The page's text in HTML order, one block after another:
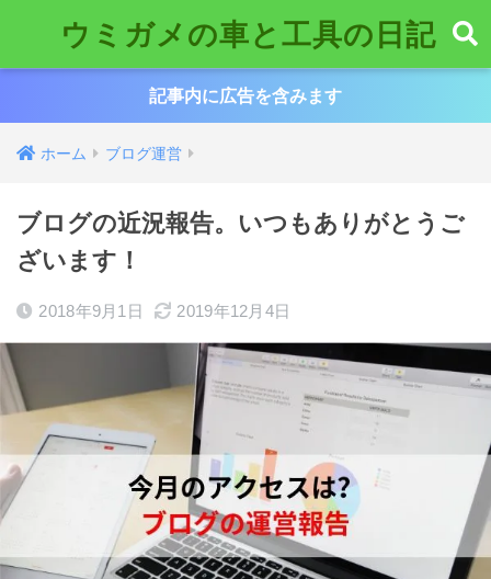
ウミガメの車と工具の日記
記事内に広告を含みます
ホーム ブログ運営
ブログの近況報告。いつもありがとうご
ざいます！
2018年9月1日 2019年12月4日